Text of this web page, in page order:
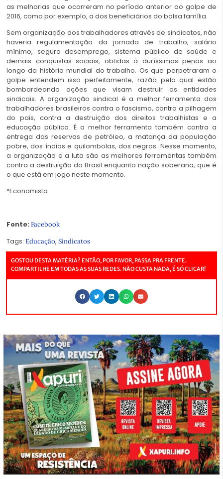
as melhorias que ocorreram no período anterior ao golpe de
2016, como por exemplo, a dos beneficiários do bolsa família.
Sem organização dos trabalhadores através de sindicatos, não
haveria regulamentação da jornada de trabalho, salário
mínimo, seguro desemprego, sistema público de saúde e
demais conquistas sociais, obtidas à duríssimas penas ao
longo da história mundial do trabalho. Os que perpetraram o
golpe entendem isso perfeitamente, razão pela qual estão
bombardeando ações que visam destruir as entidades
sindicais. A organização sindical é a melhor ferramenta dos
trabalhadores brasileiros contra o fascismo, contra a pilhagem
do pais, contra a destruição dos direitos trabalhistas e a
educação pública. É a melhor ferramenta também contra a
entrega das reservas de petróleo, a matança da população
pobre, dos índios e quilombolas, dos negros. Nesse momento,
a organização e a luta são as melhores ferramentas também
contra a destruição do Brasil enquanto nação soberana, que é
o que está em jogo neste momento.
*Economista
Fonte: Facebook
Tags: Educação, Sindicatos
GOSTOU DESTA MATÉRIA? ENTÃO, POR FAVOR, PASSA PRA FRENTE.
COMPARTILHE EM TODAS AS SUAS REDES. NÃO CUSTA NADA, É SÓ CLICAR!